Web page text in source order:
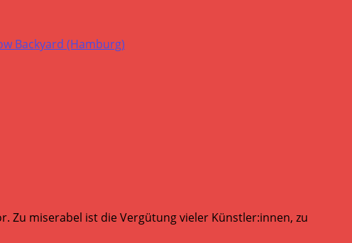
Zu miserabel ist die Vergütung vieler Künstler:innen, zu